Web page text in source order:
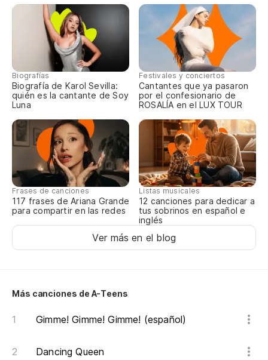
Biografías
Biografía de Karol Sevilla:
quién es la cantante de Soy
Luna
Festivales y conciertos
Cantantes que ya pasaron
por el confesionario de
ROSALÍA en el LUX TOUR
Frases de canciones
117 frases de Ariana Grande
para compartir en las redes
Listas musicales
12 canciones para dedicar a
tus sobrinos en español e
inglés
Ver más en el blog
Más canciones de A-Teens
Gimme! Gimme! Gimme! (español)
Dancing Queen